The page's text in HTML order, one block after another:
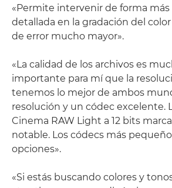
«Permite intervenir de forma más
detallada en la gradación del
de error mucho mayor».
«La calidad de los archivos es
importante para mí que la
tenemos lo mejor de ambos
resolución y un códec excelente.
Cinema RAW Light a 12 bits
notable. Los códecs más
opciones».
«Si estás buscando colores y